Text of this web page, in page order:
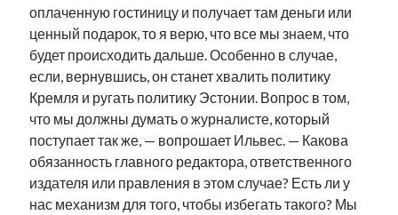
оплаченную гостиницу и получает там деньги или
ценный подарок, то я верю, что все мы знаем, что
будет происходить дальше. Особенно в случае,
если, вернувшись, он станет хвалить политику
Кремля и ругать политику Эстонии. Вопрос в том,
что мы должны думать о журналисте, который
поступает так же, — вопрошает Ильвес. — Какова
обязанность главного редактора, ответственного
издателя или правления в этом случае? Есть ли у
нас механизм для того, чтобы избегать такого? Мы